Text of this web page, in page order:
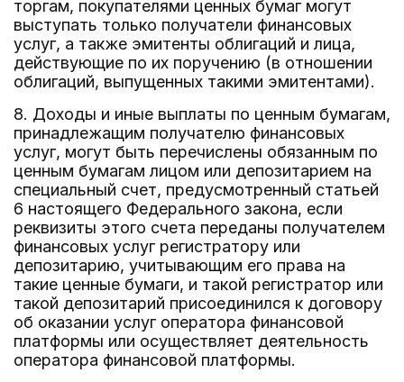
торгам, покупателями ценных бумаг могут
выступать только получатели финансовых
услуг, а также эмитенты облигаций и лица,
действующие по их поручению (в отношении
облигаций, выпущенных такими эмитентами).
8. Доходы и иные выплаты по ценным бумагам,
принадлежащим получателю финансовых
услуг, могут быть перечислены обязанным по
ценным бумагам лицом или депозитарием на
специальный счет, предусмотренный статьей
6 настоящего Федерального закона, если
реквизиты этого счета переданы получателем
финансовых услуг регистратору или
депозитарию, учитывающим его права на
такие ценные бумаги, и такой регистратор или
такой депозитарий присоединился к договору
об оказании услуг оператора финансовой
платформы или осуществляет деятельность
оператора финансовой платформы.